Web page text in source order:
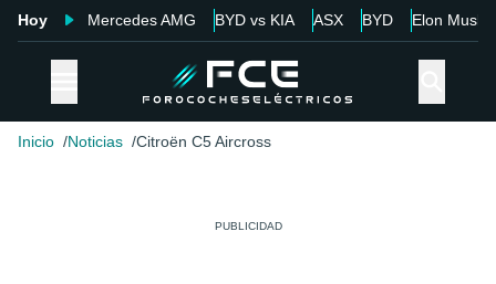
Hoy Mercedes AMG BYD vs KIA ASX BYD Elon Musk
Inicio Noticias Citroën C5 Aircross